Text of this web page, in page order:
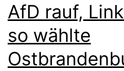
AfD rauf,
so wählte